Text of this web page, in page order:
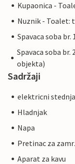
Kupaonica -
Nuznik - Toalet:
Spavaca soba
Spavaca soba
objekta)
Sadržaji
elektricni
Hladnjak
Napa
Pretinac za
Aparat za kavu